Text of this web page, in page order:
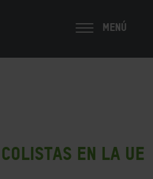
MENÚ
colistas en la UE